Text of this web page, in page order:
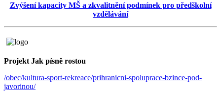
Zvýšení kapacity MŠ a zkvalitnění podmínek pro předškolní
vzdělávání
Projekt Jak písně rostou
/obec/kultura-sport-rekreace/prihranicni-spoluprace-bzince-pod-
javorinou/